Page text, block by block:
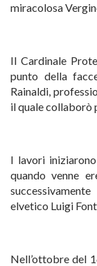
miracolosa
Il Cardinale
punto della
Rainaldi,
il quale collaborò
I lavori
quando venne
elvetico Luigi
Nell’ottobre del